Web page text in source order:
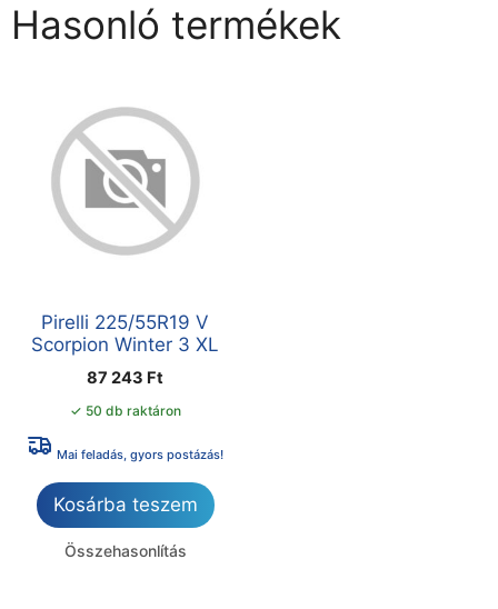
Hasonló termékek
Pirelli 225/55R19 V
Scorpion Winter 3 XL
87 243 Ft
✓ 50 db raktáron
Mai feladás, gyors postázás!
Kosárba teszem
Összehasonlítás